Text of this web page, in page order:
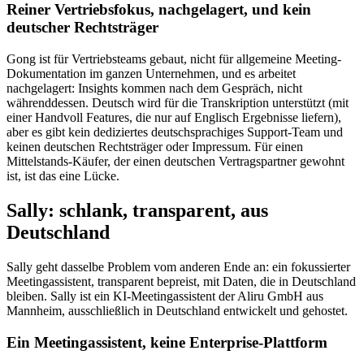
Reiner Vertriebsfokus, nachgelagert, und kein
deutscher Rechtsträger
Gong ist für Vertriebsteams gebaut, nicht für allgemeine Meeting-
Dokumentation im ganzen Unternehmen, und es arbeitet
nachgelagert: Insights kommen nach dem Gespräch, nicht
währenddessen. Deutsch wird für die Transkription unterstützt (mit
einer Handvoll Features, die nur auf Englisch Ergebnisse liefern),
aber es gibt kein dediziertes deutschsprachiges Support-Team und
keinen deutschen Rechtsträger oder Impressum. Für einen
Mittelstands-Käufer, der einen deutschen Vertragspartner gewohnt
ist, ist das eine Lücke.
Sally: schlank, transparent, aus
Deutschland
Sally geht dasselbe Problem vom anderen Ende an: ein fokussierter
Meetingassistent, transparent bepreist, mit Daten, die in Deutschland
bleiben. Sally ist ein KI-Meetingassistent der Aliru GmbH aus
Mannheim, ausschließlich in Deutschland entwickelt und gehostet.
Ein Meetingassistent, keine Enterprise-Plattform